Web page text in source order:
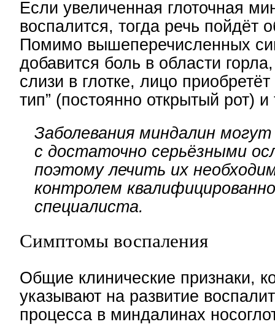
Если увеличенная глоточная
воспалится, тогда речь пойдёт
Помимо вышеперечисленных
добавится боль в области
слизи в глотке, лицо
тип” (постоянно открытый рот) и
Заболевания миндалин
с достаточно серьёзными
поэтому лечить их
контролем
специалиста.
Симптомы воспаления
Общие клинические признаки,
указывают на развитие
процесса в миндалинах